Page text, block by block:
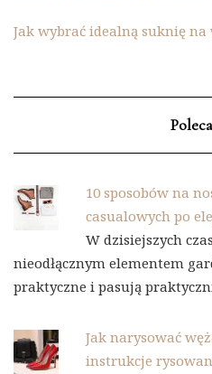
Jak wybrać idealną suknię
10 sposobów na
casualowych po
W dzisiejszych
nieodłącznym elementem
praktyczne i pasują
Jak narysować
instrukcje